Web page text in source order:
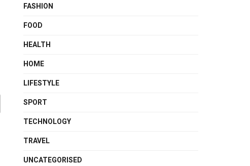
FASHION
FOOD
HEALTH
HOME
LIFESTYLE
SPORT
TECHNOLOGY
TRAVEL
UNCATEGORISED